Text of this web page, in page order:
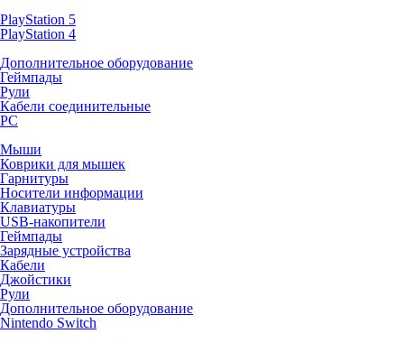
PlayStation 5
PlayStation 4
Дополнительное оборудование
Геймпады
Рули
Кабели соединительные
PC
Мыши
Коврики для мышек
Гарнитуры
Носители информации
Клавиатуры
USB-накопители
Геймпады
Зарядные устройства
Кабели
Джойстики
Рули
Дополнительное оборудование
Nintendo Switch